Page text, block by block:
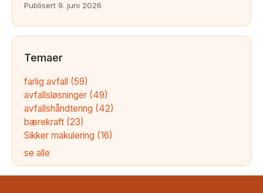
Publisert 9. juni 2026
Temaer
farlig avfall (59)
avfallsløsninger (49)
avfallshåndtering (42)
bærekraft (23)
Sikker makulering (16)
se alle